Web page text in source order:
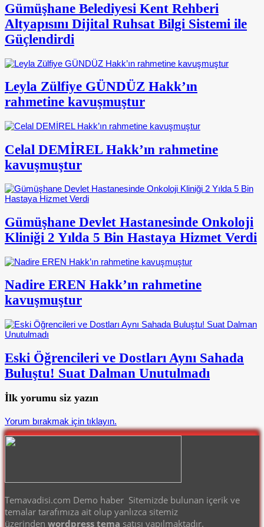
Gümüşhane Belediyesi Kent Rehberi
Altyapısını Dijital Ruhsat Bilgi Sistemi ile
Güçlendirdi
Leyla Zülfiye GÜNDÜZ Hakk’ın
rahmetine kavuşmuştur
Celal DEMİREL Hakk’ın rahmetine
kavuşmuştur
Gümüşhane Devlet Hastanesinde Onkoloji
Kliniği 2 Yılda 5 Bin Hastaya Hizmet Verdi
Nadire EREN Hakk’ın rahmetine
kavuşmuştur
Eski Öğrencileri ve Dostları Aynı Sahada
Buluştu! Suat Dalman Unutulmadı
İlk yorumu siz yazın
Yorum bırakmak için tıklayın.
Temavadisi.com Demo haber Sitemizde bulunan içerik ve
temalar tarafımıza ait olup yanlızca sitemiz
üzerinden wordpress tema satışı yapılmaktadır.